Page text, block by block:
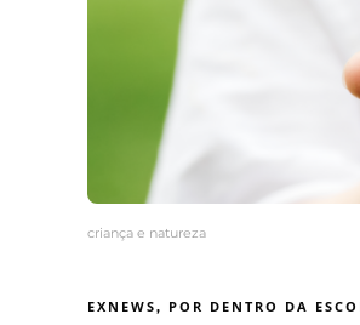
criança e natureza
EXNEWS, POR DENTRO DA